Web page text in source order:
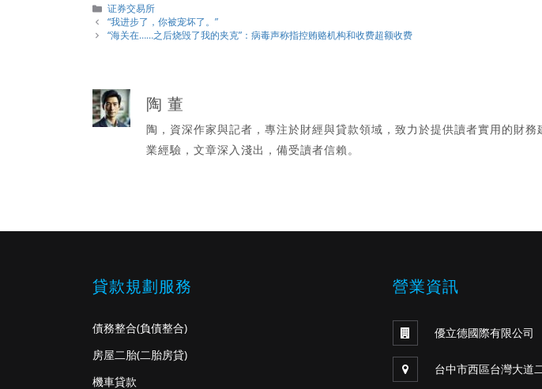
分
類
证券交易所
“我进步了，你被宠坏了。”
“海关在……之后烧毁了我的夹克”：病毒声称指控贿赂机构和收费超额收费
陶 董
陶，資深作家與記者，專注於財經與貸款領域，致力於提供讀者實用的財
業經驗，文章深入淺出，備受讀者信賴。
貸款規劃服務
債務整合(負債整合)
房屋二胎(二胎房貸)
機車貸款
營業資訊
優立德國際有限公司
台中市西區台灣大道